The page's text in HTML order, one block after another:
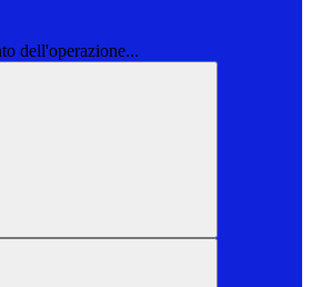
dell'operazione...